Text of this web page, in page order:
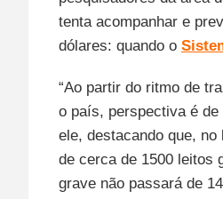
tenta acompanhar e
dólares: quando o
“Ao partir do ritmo de
o país, perspectiva é de
ele, destacando que,
de cerca de 1500 leitos
grave não passará de